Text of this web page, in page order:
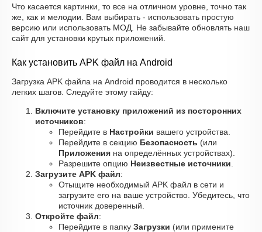
Что касается картинки, то все на отличном уровне, точно так
же, как и мелодии. Вам выбирать - использовать простую
версию или использовать МОД. Не забывайте обновлять наш
сайт для установки крутых приложений.
Как установить APK файл на Android
Загрузка APK файла на Android проводится в несколько
легких шагов. Следуйте этому гайду:
Включите установку приложений из посторонних
источников:
Перейдите в Настройки вашего устройства.
Перейдите в секцию Безопасность (или
Приложения на определённых устройствах).
Разрешите опцию Неизвестные источники
Загрузите APK файл:
Отыщите необходимый APK файл в сети и
загрузите его на ваше устройство. Убедитесь, что
источник доверенный.
Откройте файл:
Перейдите в папку Загрузки (или примените